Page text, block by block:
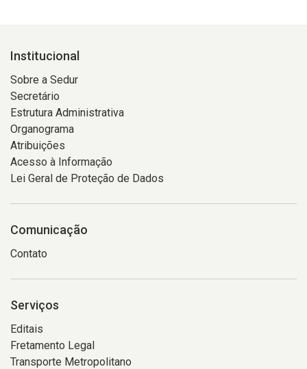
Institucional
Sobre a Sedur
Secretário
Estrutura Administrativa
Organograma
Atribuições
Acesso à Informação
Lei Geral de Proteção de Dados
Comunicação
Contato
Serviços
Editais
Fretamento Legal
Transporte Metropolitano